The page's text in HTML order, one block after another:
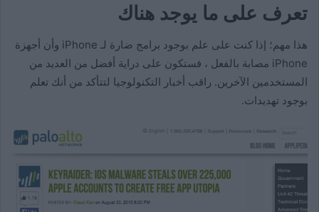
تعرف على ما يوجد هناك
هذا مهم؛ إذا كنت على علم بوجود برامج ضارة لـ iPhone وأن أجهزة
iPhone مصابة بالفعل ، فستكون على دراية أفضل من العديد من
المستخدمين الآخرين. راقب أخبار التكنولوجيا لتتأكد من أنك تعلم
بوجود تهديدات.